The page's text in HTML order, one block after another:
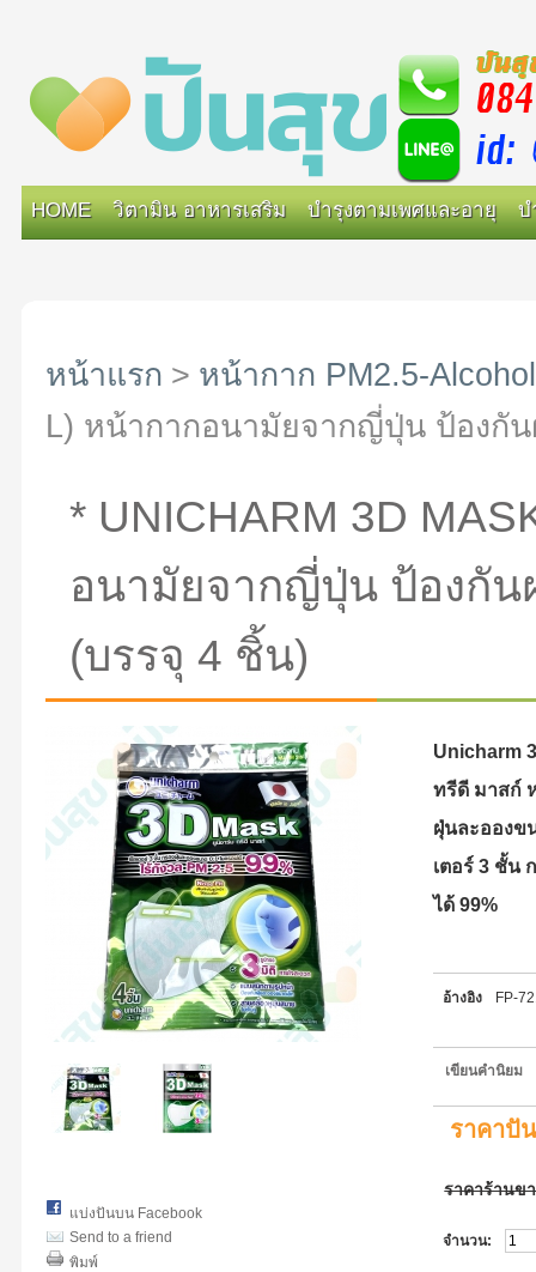
HOME วิตามิน อาหารเสริม บำรุงตามเพศและอายุ บ
หน้าแรก > หน้ากาก PM2.5-
L) หน้ากากอนามัยจากญี่ปุ่น ป้องกัน
* UNICHARM 3D
อนามัยจากญี่ปุ่น ป้องกัน
(บรรจุ 4 ชิ้น)
แบ่งปันบน Facebook
Send to a friend
พิมพ์
Unicharm
ทรีดี มาสก์
ฝุ่นละอองข
เตอร์ 3 ชั้น
ได้ 99%
อ้างอิง FP-
เขียนคำนิยม
ราคาปั
ราคาร้านข
จำนวน: